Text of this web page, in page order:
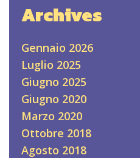
Archives
Gennaio 2026
Luglio 2025
Giugno 2025
Giugno 2020
Marzo 2020
Ottobre 2018
Agosto 2018